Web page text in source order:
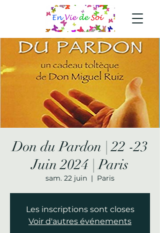
Don du Pardon | 22 -23
Juin 2024 | Paris
sam. 22 juin
  |
Paris
Les inscriptions sont closes
Voir d'autres événements